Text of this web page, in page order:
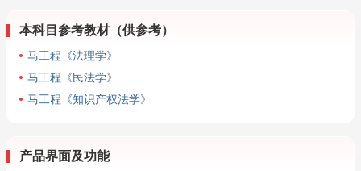
本科目参考教材（供参考）
马工程《法理学》
马工程《民法学》
马工程《知识产权法学》
产品界面及功能